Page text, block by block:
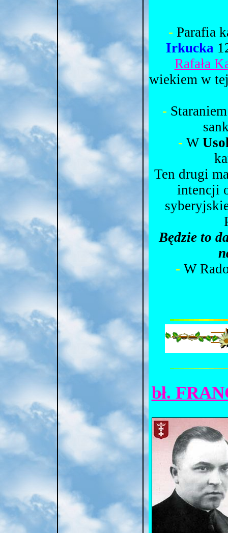
- Parafia
Irkucka
Rafała
wiekiem w
-
- W
Ten drugi
intencji
Będzie to
- W
bł.